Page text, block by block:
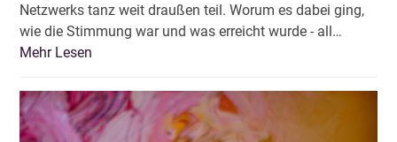
Netzwerks tanz weit draußen teil. Worum es dabei ging,
wie die Stimmung war und was erreicht wurde - all…
Mehr Lesen